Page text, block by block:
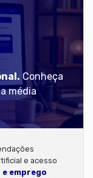
Conheça
média
e acesso
emprego